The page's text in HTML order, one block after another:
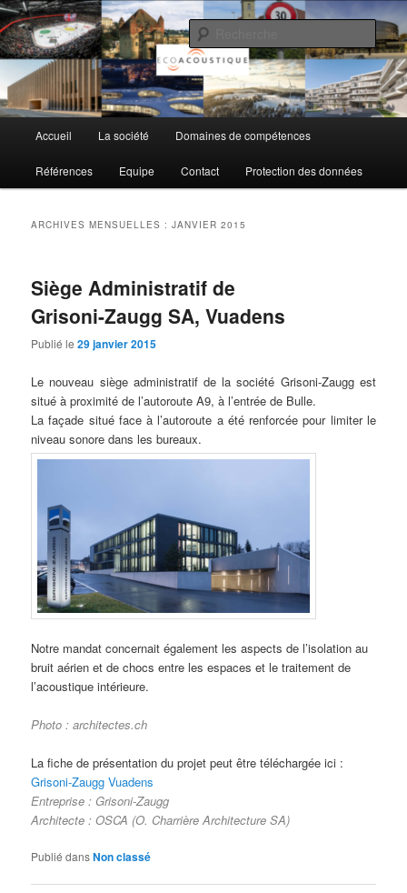
Aller
au
contenu
principal
Aller
au
contenu
secondaireEcoAcoustique SA
principal
Accueil La société Domaines de compétences
Références Equipe Contact Protection des données
ARCHIVES MENSUELLES :JANVIER 2015
Siège Administratif de
Grisoni-Zaugg SA, Vuadens
Publié le29 janvier 2015
Le nouveau siège administratif de la société Grisoni-Zaugg est
situé à proximité de l’autoroute A9, à l’entrée de Bulle.
La façade situé face à l’autoroute a été renforcée pour limiter le
niveau sonore dans les bureaux.
Notre mandat concernait également les aspects de l’isolation au
bruit aérien et de chocs entre les espaces et le traitement de
l’acoustique intérieure.
Photo : architectes.ch
La fiche de présentation du projet peut être téléchargée ici :
Grisoni-Zaugg Vuadens
Entreprise : Grisoni-Zaugg
Architecte : OSCA (O. Charrière Architecture SA)
Publié dansNon classé